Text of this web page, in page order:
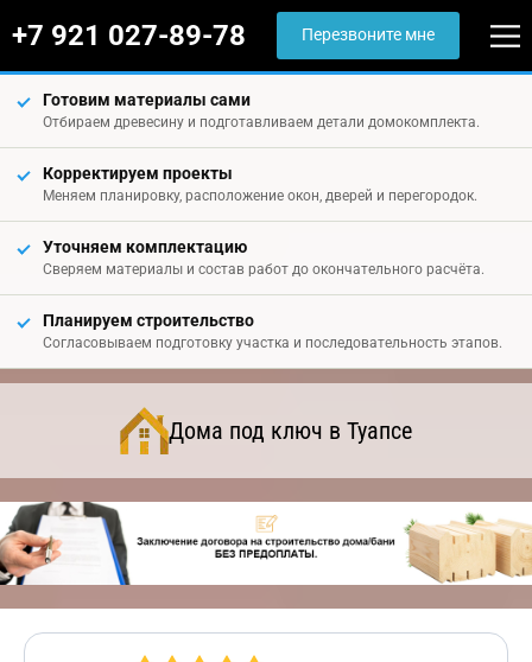
+7 921 027-89-78 Перезвоните мне
Готовим материалы сами
Отбираем древесину и подготавливаем детали домокомплекта.
Корректируем проекты
Меняем планировку, расположение окон, дверей и перегородок.
Уточняем комплектацию
Сверяем материалы и состав работ до окончательного расчёта.
Планируем строительство
Согласовываем подготовку участка и последовательность этапов.
Дома под ключ в Туапсе